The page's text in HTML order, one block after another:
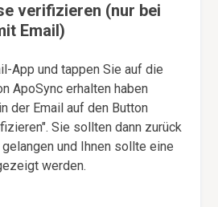
verifizieren (nur bei
Email)
App und tappen Sie auf die
ApoSync erhalten haben
der Email auf den Button
Sie sollten dann zurück
und Ihnen sollte eine
werden.